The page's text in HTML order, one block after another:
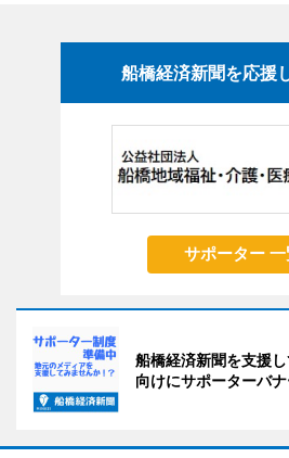
船橋経済新聞を応援
サポーター 一
船橋経済新聞を支援
向けにサポーターバナ